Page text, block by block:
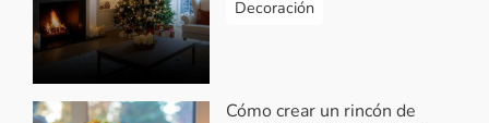
Decoración
Cómo crear un rincón de